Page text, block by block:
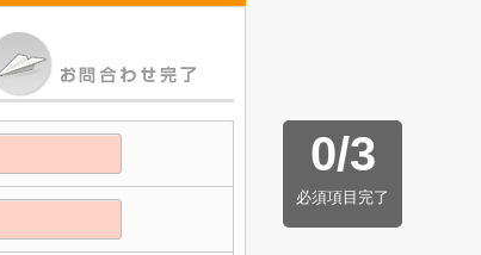
0/3
必須項目完了